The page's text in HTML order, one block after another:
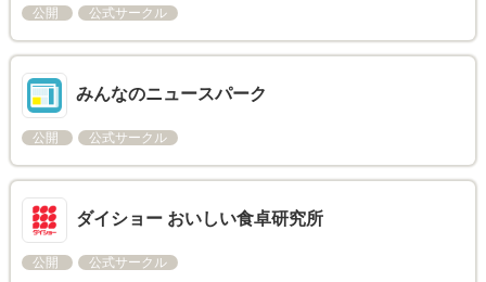
公開 公式サークル
みんなのニュースパーク
公開 公式サークル
ダイショー おいしい食卓研究所
公開 公式サークル